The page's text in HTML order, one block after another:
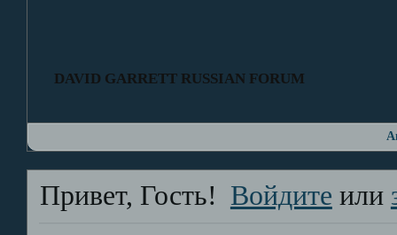
DAVID GARRETT RUSSIAN FORUM
Привет, Гость! Войдите или